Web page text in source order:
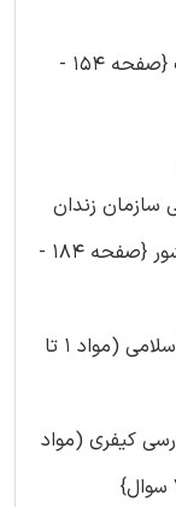
بخش 7: سوالات فناوری اطلاعات {صفحه 154 -
سازمان زندان
ها و اقدامات تامینی و تربیتی کشور {صفحه 184 -
بخش 2: سوالات قانون مجازات اسلامی (مواد 1 تا
کیفری (مواد